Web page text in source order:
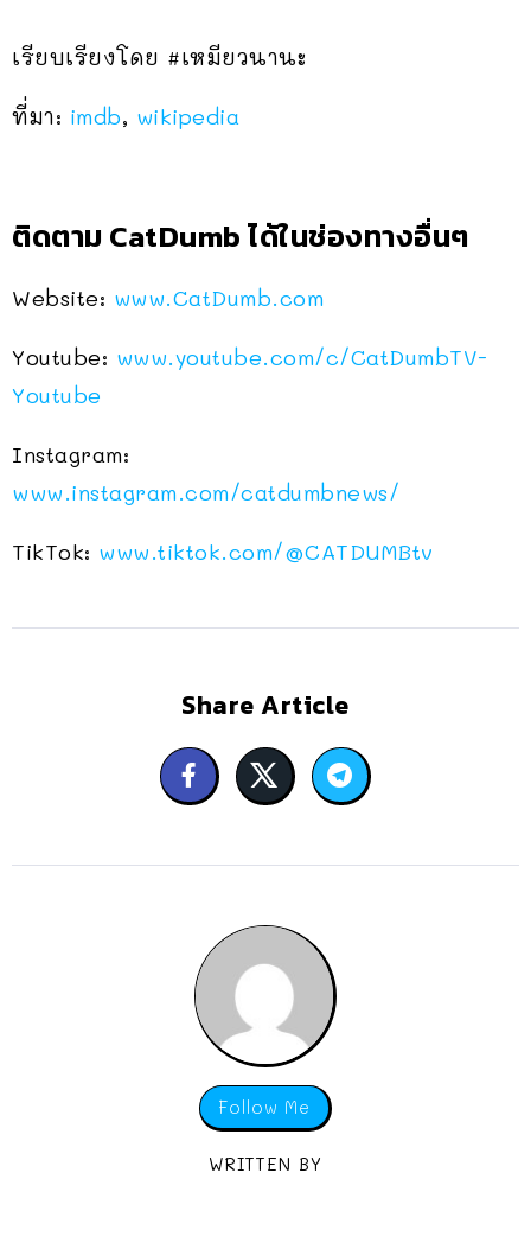
เรียบเรียงโดย #เหมียวนานะ
ที่มา: imdb, wikipedia
ติดตาม CatDumb ได้ในช่องทางอื่นๆ
Website: www.CatDumb.com
Youtube: www.youtube.com/c/CatDumbTV-
Youtube
Instagram:
www.instagram.com/catdumbnews/
TikTok: www.tiktok.com/@CATDUMBtv
Share Article
Follow Me
WRITTEN BY